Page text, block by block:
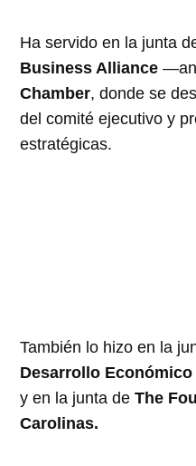
Ha servido en la junta
Business Alliance
Chamber, donde se
del comité ejecutivo y
estratégicas.
También lo hizo en la
Desarrollo
y en la junta deThe
Carolinas.